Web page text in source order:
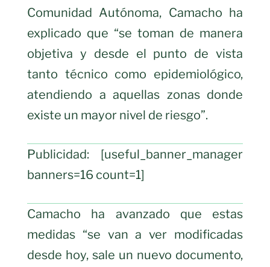
Comunidad Autónoma, Camacho ha
explicado que “se toman de manera
objetiva y desde el punto de vista
tanto técnico como epidemiológico,
atendiendo a aquellas zonas donde
existe un mayor nivel de riesgo”.
Publicidad: [useful_banner_manager
banners=16 count=1]
Camacho ha avanzado que estas
medidas “se van a ver modificadas
desde hoy, sale un nuevo documento,